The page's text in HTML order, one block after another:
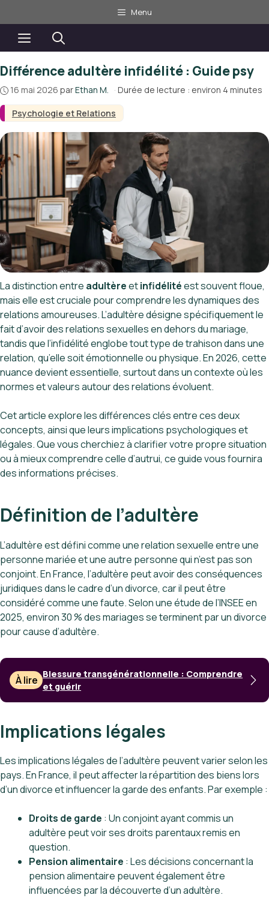
au
contenu
Menu
Menu
Psychologie et Relations
Différence adultère infidélité : Guide psy
16 mai 2026 parEthan M. · Durée de lecture : environ 4 minutes
La distinction entre adultèreetinfidélitéest souvent floue,
mais elle est cruciale pour comprendre les dynamiques des
relations amoureuses. L’adultère désigne spécifiquement le
fait d’avoir des relations sexuelles en dehors du mariage,
tandis que l’infidélité englobe tout type de trahison dans une
relation, qu’elle soit émotionnelle ou physique. En 2026, cette
nuance devient essentielle, surtout dans un contexte où les
normes et valeurs autour des relations évoluent.
Cet article explore les différences clés entre ces deux
concepts, ainsi que leurs implications psychologiques et
légales. Que vous cherchiez à clarifier votre propre situation
ou à mieux comprendre celle d’autrui, ce guide vous fournira
des informations précises.
Définition de l’adultère
L’adultère est défini comme une relation sexuelle entre une
personne mariée et une autre personne qui n’est pas son
conjoint. En France, l’adultère peut avoir des conséquences
juridiques dans le cadre d’un divorce, car il peut être
considéré comme une faute. Selon une étude de l’INSEE en
2025, environ 30 % des mariages se terminent par un divorce
pour cause d’adultère.
À lire Blessure transgénérationnelle : Comprendre
et guérir
Implications légales
Les implications légales de l’adultère peuvent varier selon les
pays. En France, il peut affecter la répartition des biens lors
d’un divorce et influencer la garde des enfants. Par exemple :
Droits de garde : Un conjoint ayant commis un
adultère peut voir ses droits parentaux remis en
question.
Pension alimentaire : Les décisions concernant la
pension alimentaire peuvent également être
influencées par la découverte d’un adultère.